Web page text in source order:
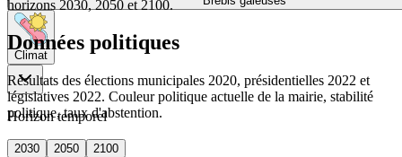
Climat
Horizon temporel
2030 2050
2100
horizons 2030, 2050 et 2100.
Données politiques
Résultats des élections municipales 2020, présidentielles 2022 et
législatives 2022. Couleur politique actuelle de la mairie, stabilité
politique, taux d'abstention.